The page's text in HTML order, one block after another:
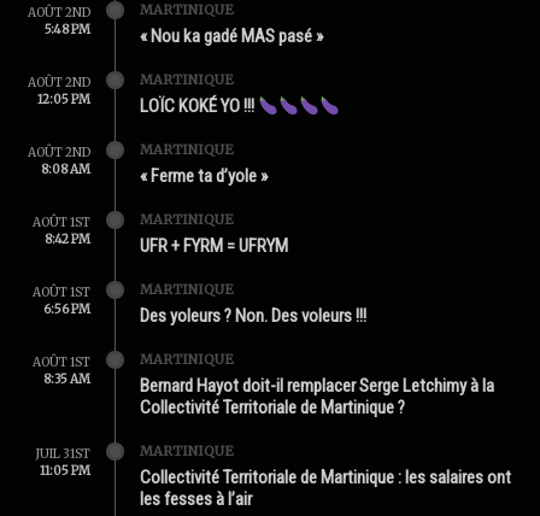
AOÛT 2ND
5:48 PM
MARTINIQUE
« Nou ka gadé MAS pasé »
AOÛT 2ND
12:05 PM
MARTINIQUE
LOÏC KOKÉ YO !!!
AOÛT 2ND
8:08 AM
MARTINIQUE
« Ferme ta d’yole »
AOÛT 1ST
8:42 PM
MARTINIQUE
UFR + FYRM = UFRYM
AOÛT 1ST
6:56 PM
MARTINIQUE
Des yoleurs ? Non. Des voleurs !!!
AOÛT 1ST
8:35 AM
MARTINIQUE
Bernard Hayot doit-il remplacer Serge Letchimy à la
Collectivité Territoriale de Martinique ?
JUIL 31ST
11:05 PM
MARTINIQUE
Collectivité Territoriale de Martinique : les salaires ont
les fesses à l’air